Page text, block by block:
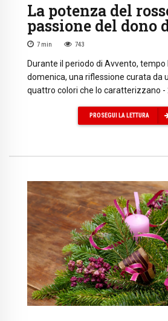
La potenza del
passione del dono
7 min 743
Durante il periodo di Avvento,
domenica, una riflessione curata da
quattro colori che lo caratterizzano -
PROSEGUI LA LETTURA